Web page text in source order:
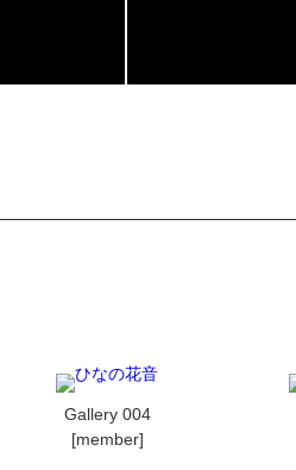
Gallery 004
[member]